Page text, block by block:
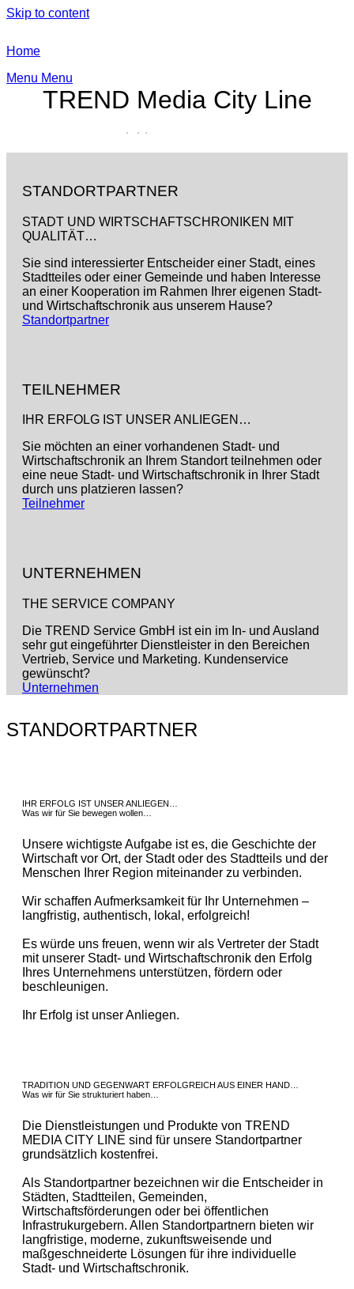
Skip to content
Home
Menu Menu
TREND Media City Line
STANDORTPARTNER
STADT UND WIRTSCHAFTSCHRONIKEN MIT
QUALITÄT…
Sie sind interessierter Entscheider einer Stadt, eines
Stadtteiles oder einer Gemeinde und haben Interesse
an einer Kooperation im Rahmen Ihrer eigenen Stadt-
und Wirtschaftschronik aus unserem Hause?
Standortpartner
TEILNEHMER
IHR ERFOLG IST UNSER ANLIEGEN…
Sie möchten an einer vorhandenen Stadt- und
Wirtschaftschronik an Ihrem Standort teilnehmen oder
eine neue Stadt- und Wirtschaftschronik in Ihrer Stadt
durch uns platzieren lassen?
Teilnehmer
UNTERNEHMEN
THE SERVICE COMPANY
Die TREND Service GmbH ist ein im In- und Ausland
sehr gut eingeführter Dienstleister in den Bereichen
Vertrieb, Service und Marketing. Kundenservice
gewünscht?
Unternehmen
STANDORTPARTNER
IHR ERFOLG IST UNSER ANLIEGEN…
Was wir für Sie bewegen wollen…
Unsere wichtigste Aufgabe ist es, die Geschichte der
Wirtschaft vor Ort, der Stadt oder des Stadtteils und der
Menschen Ihrer Region miteinander zu verbinden.
Wir schaffen Aufmerksamkeit für Ihr Unternehmen –
langfristig, authentisch, lokal, erfolgreich!
Es würde uns freuen, wenn wir als Vertreter der Stadt
mit unserer Stadt- und Wirtschaftschronik den Erfolg
Ihres Unternehmens unterstützen, fördern oder
beschleunigen.
Ihr Erfolg ist unser Anliegen.
TRADITION UND GEGENWART ERFOLGREICH AUS EINER HAND…
Was wir für Sie strukturiert haben…
Die Dienstleistungen und Produkte von TREND
MEDIA CITY LINE sind für unsere Standortpartner
grundsätzlich kostenfrei.
Als Standortpartner bezeichnen wir die Entscheider in
Städten, Stadtteilen, Gemeinden,
Wirtschaftsförderungen oder bei öffentlichen
Infrastrukurgebern. Allen Standortpartnern bieten wir
langfristige, moderne, zukunftsweisende und
maßgeschneiderte Lösungen für ihre individuelle
Stadt- und Wirtschaftschronik.